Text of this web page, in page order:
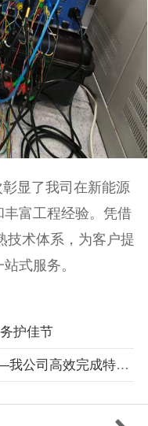
显了我司在新能源
富工程经验。凭借
技术体系，为客户提
式服务。
护佳节
下一篇 : 快速响应、精准诊断——我公司高效完成特高压换流站带电检测任务